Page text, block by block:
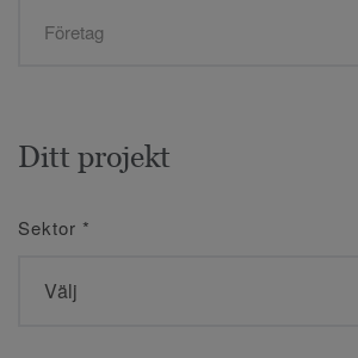
Ditt projekt
Sektor *